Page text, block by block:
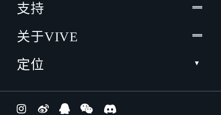
支持
关于VIVE
定位